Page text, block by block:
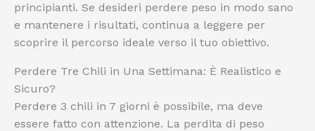
principianti. Se desideri perdere peso in modo sano
e mantenere i risultati, continua a leggere per
scoprire il percorso ideale verso il tuo obiettivo.
Perdere Tre Chili in Una Settimana: È Realistico e
Sicuro?
Perdere 3 chili in 7 giorni è possibile, ma deve
essere fatto con attenzione. La perdita di peso